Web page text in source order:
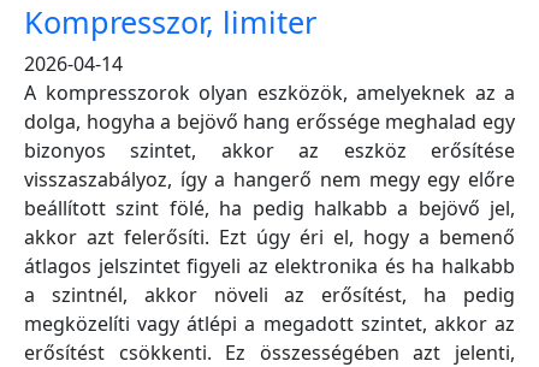
Kompresszor, limiter
2026-04-14
A kompresszorok olyan eszközök, amelyeknek az a
dolga, hogyha a bejövő hang erőssége meghalad egy
bizonyos szintet, akkor az eszköz erősítése
visszaszabályoz, így a hangerő nem megy egy előre
beállított szint fölé, ha pedig halkabb a bejövő jel,
akkor azt felerősíti. Ezt úgy éri el, hogy a bemenő
átlagos jelszintet figyeli az elektronika és ha halkabb
a szintnél, akkor növeli az erősítést, ha pedig
megközelíti vagy átlépi a megadott szintet, akkor az
erősítést csökkenti. Ez összességében azt jelenti,